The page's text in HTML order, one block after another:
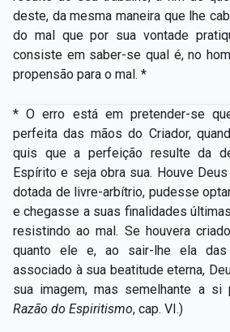
deste, da mesma maneira que lhe
do mal que por sua vontade
consiste em saber-se qual é, no
propensão para o mal. *
* O erro está em pretender-se
perfeita das mãos do Criador,
quis que a perfeição resulte da
Espírito e seja obra sua. Houve
dotada de livre-arbítrio, pudesse
e chegasse a suas finalidades
resistindo ao mal. Se houvera
quanto ele e, ao sair-lhe ela
associado à sua beatitude eterna,
sua imagem, mas semelhante a si
Razão do Espiritismo, cap. VI.)